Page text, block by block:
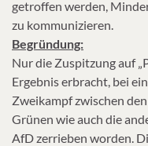
getroffen werden,
zu kommunizieren.
Begründung:
Nur die Zuspitzung auf
Ergebnis erbracht, bei
Zweikampf zwischen
Grünen wie auch die
AfD zerrieben worden.